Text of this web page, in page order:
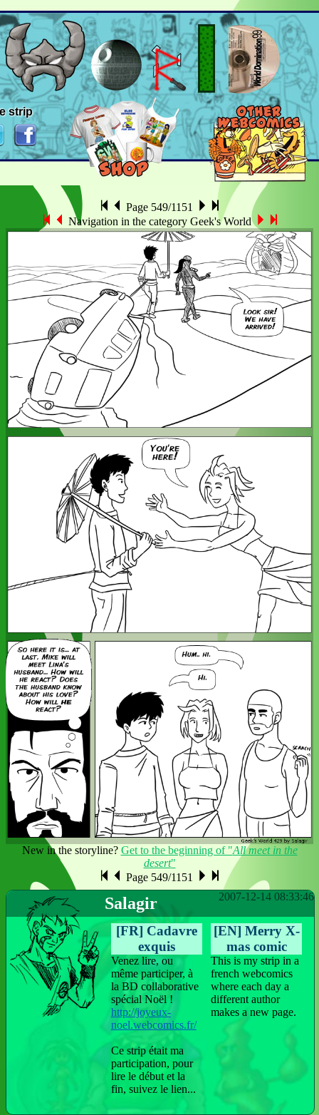
Page 549/1151
Navigation in the category Geek's World
New in the storyline? Get to the beginning of "All meet in the
desert"
Page 549/1151
2007-12-14 08:33:46
Salagir
[FR] Cadavre
exquis
Venez lire, ou
même participer, à
la BD collaborative
spécial Noël !
http://joyeux-
noel.webcomics.fr/
Ce strip était ma
participation, pour
lire le début et la
fin, suivez le lien...
[EN] Merry X-
mas comic
This is my strip in a
french webcomics
where each day a
different author
makes a new page.
strip